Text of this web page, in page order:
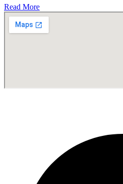
Read More